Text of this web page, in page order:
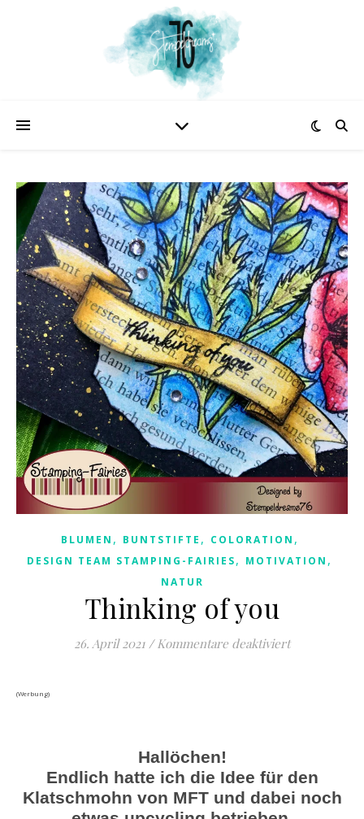
BLUMEN , BUNTSTIFTE , COLORATION ,
DESIGN TEAM STAMPING-FAIRIES, MOTIVATION ,
NATUR
Thinking of you
26. April 2021 / Kommentare deaktiviertfür Thinking
(Werbung)
Hallöchen!
Endlich hatte ich die Idee für den
Klatschmohn von MFT und dabei noch